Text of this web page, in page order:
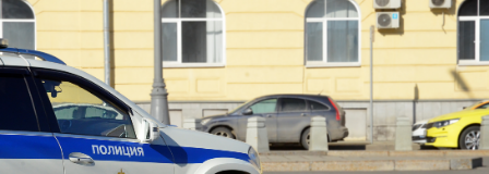
— К нам таких сообщений не поступало,
информации об эвакуации людей из торгового
центра не было, — сказали в МВД.